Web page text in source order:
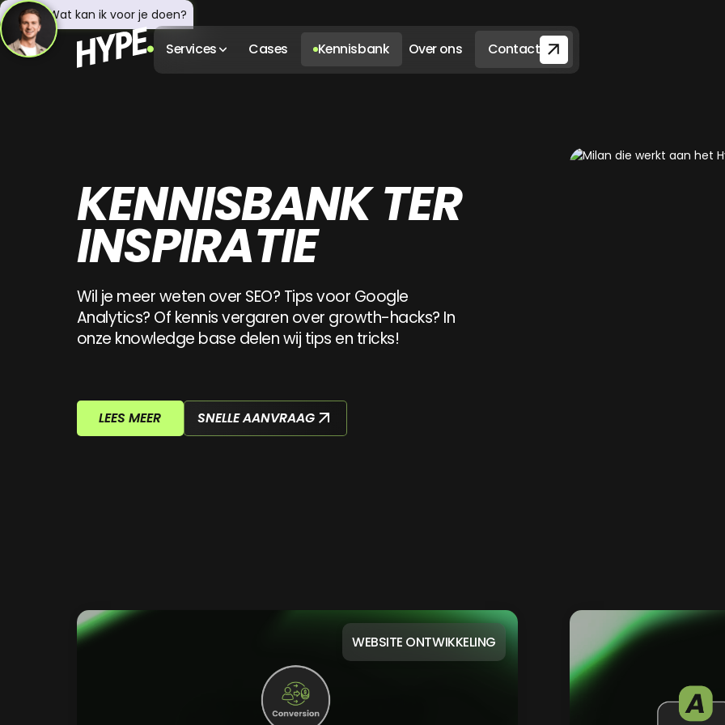
Hey! 👋 Wat kan ik voor je doen?
Services Cases Kennisbank Over ons Contact
KENNISBANK TER
INSPIRATIE
Wil je meer weten over SEO? Tips voor Google
Analytics? Of kennis vergaren over growth-hacks? In
onze knowledge base delen wij tips en tricks!
LEES MEER SNELLE AANVRAAG
WEBSITE ONTWIKKELING